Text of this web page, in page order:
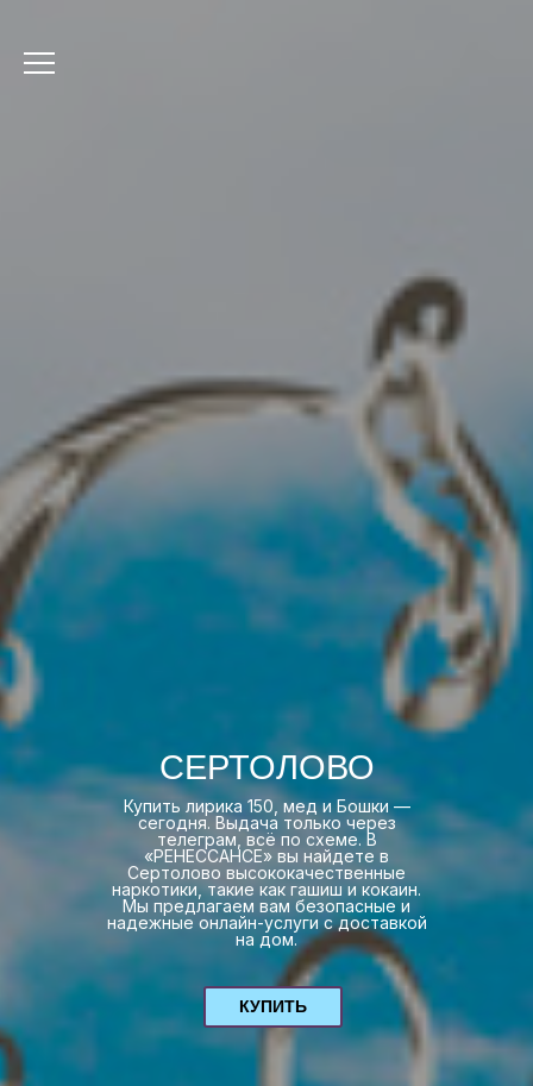
СЕРТОЛОВО
Купить лирика 150, мед и Бошки —
сегодня. Выдача только через
телеграм, всё по схеме. В
«РЕНЕССАНСЕ» вы найдете в
Сертолово высококачественные
наркотики, такие как гашиш и кокаин.
Мы предлагаем вам безопасные и
надежные онлайн-услуги с доставкой
на дом.
КУПИТЬ